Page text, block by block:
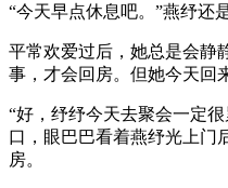
“今天早点休息吧。”燕纾还
平常欢爱过后，她总是会静
事，才会回房。但她今天回
“好，纾纾今天去聚会一定
口，眼巴巴看着燕纾光上门
房。